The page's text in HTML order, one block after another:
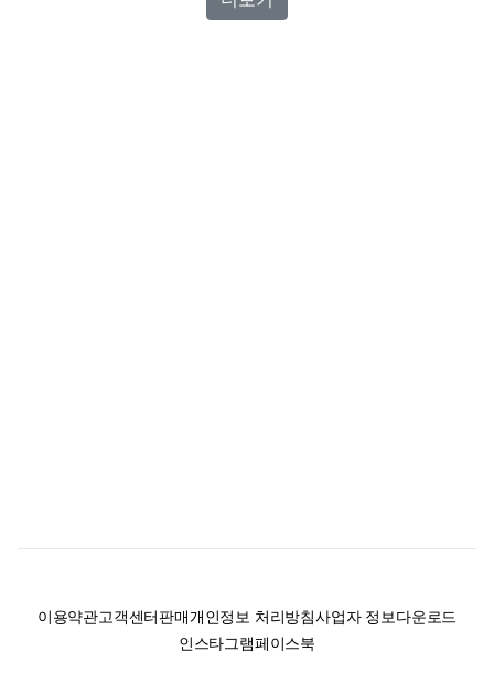
이용약관고객센터판매개인정보 처리방침사업자 정보다운로드
인스타그램페이스북